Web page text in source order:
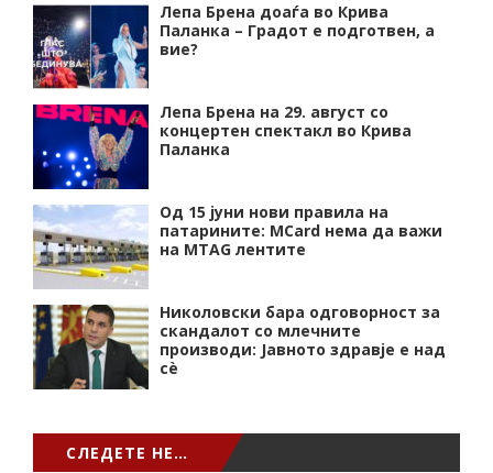
Лепа Брена доаѓа во Крива
Паланка – Градот е подготвен, а
вие?
Лепа Брена на 29. август со
концертен спектакл во Крива
Паланка
Од 15 јуни нови правила на
патарините: MCard нема да важи
на MTAG лентите
Николовски бара одговорност за
скандалот со млечните
производи: Јавното здравје е над
сѐ
СЛЕДЕТЕ НЕ…